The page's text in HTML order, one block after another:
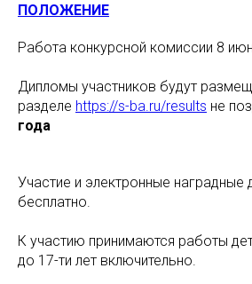
ПОЛОЖЕНИЕ
Работа конкурсной комиссии 8
Дипломы участников будут
разделе https://s-ba.ru/results не
года
Участие и электронные наградные
бесплатно.
К участию принимаются работы
до 17-ти лет включительно.